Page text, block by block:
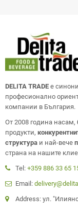
DELITA TRADE е
професионално
компании в България.
От 2008 година насам,
продукти,
структура и най-вече
страна на нашите
Tel: +359 886 33 65
Email:
Address: ул.